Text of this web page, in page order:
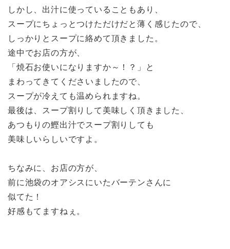
しかし、出汁に使っていることもあり、
スープにちょっとつけただけだと薄く感じたので、
しっかりとスープに絡めて頂きました。
途中でお店の方が、
「焼石お使いになりますか～！？」と
まわってきてくださいましたので、
スープが冷えても温められますね。
最後は、スープ割りして美味しく頂きました、
あつもりの鰹出汁でスープ割りしても
美味しいらしいですよ。
ちなみに、お店の方が、
前に池袋のオアシスにいたバーテンさんに
似てた！
好感もてますねぇ。